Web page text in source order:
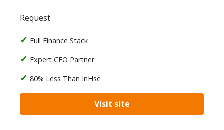
Request
Full Finance Stack
Expert CFO Partner
80% Less Than InHse
Visit site